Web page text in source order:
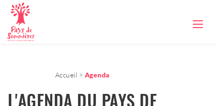
Accueil Agenda
L'AGENDA DU PAYS DE